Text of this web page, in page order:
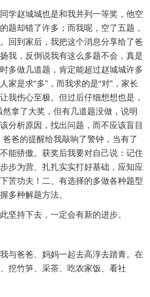
学赵城城也是和我并列一等奖，他空
题却错了许多；而我呢，空了五题，
回到家后，我把这个消息分享给了爸
我，反倒说我有这么多题不会，真是
多做几道题，肯定能超过赵城城许多
家是求“多”，而我求的是“对”，家长
我伤心至极。但过后仔细想想也是，
然拿了大奖，但有几道题没做，说明
分析原因，找出问题，而不应该盲目
爸爸的提醒给我敲响了警钟，当有了
能骄傲。获奖后我要对自己说：记住
步为营、扎扎实实打好基础，应知应
苦功夫！二、有选择的多做各种题型
多种解题方法。
坚持下去，一定会有新的进步。
与爸爸、妈妈一起去高淳去踏青。在
挖竹笋、采茶、吃农家饭、看社